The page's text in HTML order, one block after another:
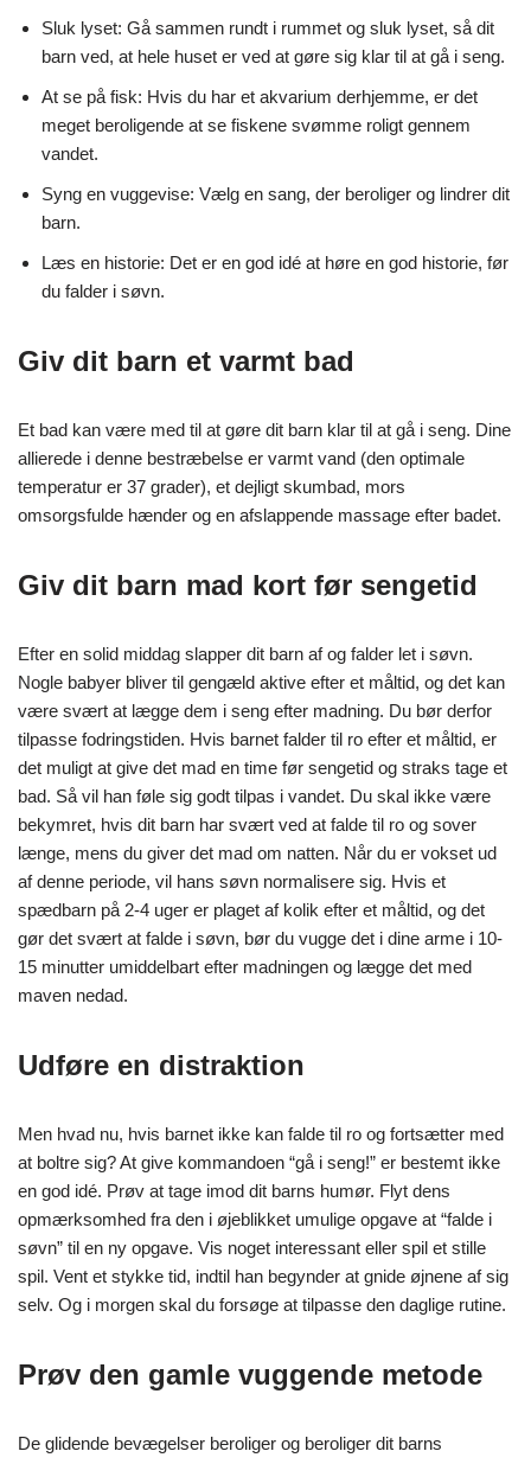
Sluk lyset: Gå sammen rundt i rummet og sluk lyset, så dit
barn ved, at hele huset er ved at gøre sig klar til at gå i seng.
At se på fisk: Hvis du har et akvarium derhjemme, er det
meget beroligende at se fiskene svømme roligt gennem
vandet.
Syng en vuggevise: Vælg en sang, der beroliger og lindrer dit
barn.
Læs en historie: Det er en god idé at høre en god historie, før
du falder i søvn.
Giv dit barn et varmt bad
Et bad kan være med til at gøre dit barn klar til at gå i seng. Dine
allierede i denne bestræbelse er varmt vand (den optimale
temperatur er 37 grader), et dejligt skumbad, mors
omsorgsfulde hænder og en afslappende massage efter badet.
Giv dit barn mad kort før sengetid
Efter en solid middag slapper dit barn af og falder let i søvn.
Nogle babyer bliver til gengæld aktive efter et måltid, og det kan
være svært at lægge dem i seng efter madning. Du bør derfor
tilpasse fodringstiden. Hvis barnet falder til ro efter et måltid, er
det muligt at give det mad en time før sengetid og straks tage et
bad. Så vil han føle sig godt tilpas i vandet. Du skal ikke være
bekymret, hvis dit barn har svært ved at falde til ro og sover
længe, mens du giver det mad om natten. Når du er vokset ud
af denne periode, vil hans søvn normalisere sig. Hvis et
spædbarn på 2-4 uger er plaget af kolik efter et måltid, og det
gør det svært at falde i søvn, bør du vugge det i dine arme i 10-
15 minutter umiddelbart efter madningen og lægge det med
maven nedad.
Udføre en distraktion
Men hvad nu, hvis barnet ikke kan falde til ro og fortsætter med
at boltre sig? At give kommandoen “gå i seng!” er bestemt ikke
en god idé. Prøv at tage imod dit barns humør. Flyt dens
opmærksomhed fra den i øjeblikket umulige opgave at “falde i
søvn” til en ny opgave. Vis noget interessant eller spil et stille
spil. Vent et stykke tid, indtil han begynder at gnide øjnene af sig
selv. Og i morgen skal du forsøge at tilpasse den daglige rutine.
Prøv den gamle vuggende metode
De glidende bevægelser beroliger og beroliger dit barns